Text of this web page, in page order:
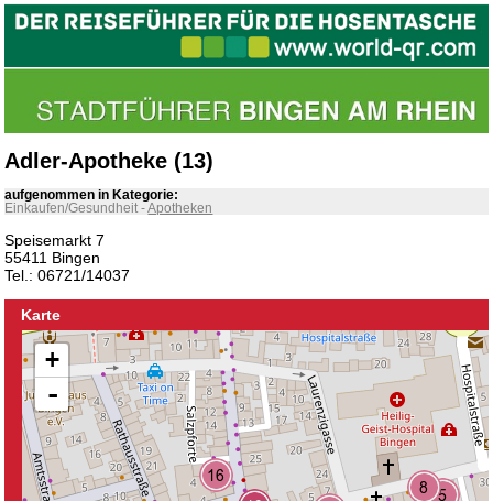
Adler-Apotheke (13)
aufgenommen in Kategorie:
Einkaufen/Gesundheit -Apotheken
Speisemarkt 7
55411 Bingen
Tel.: 06721/14037
Karte
+
-